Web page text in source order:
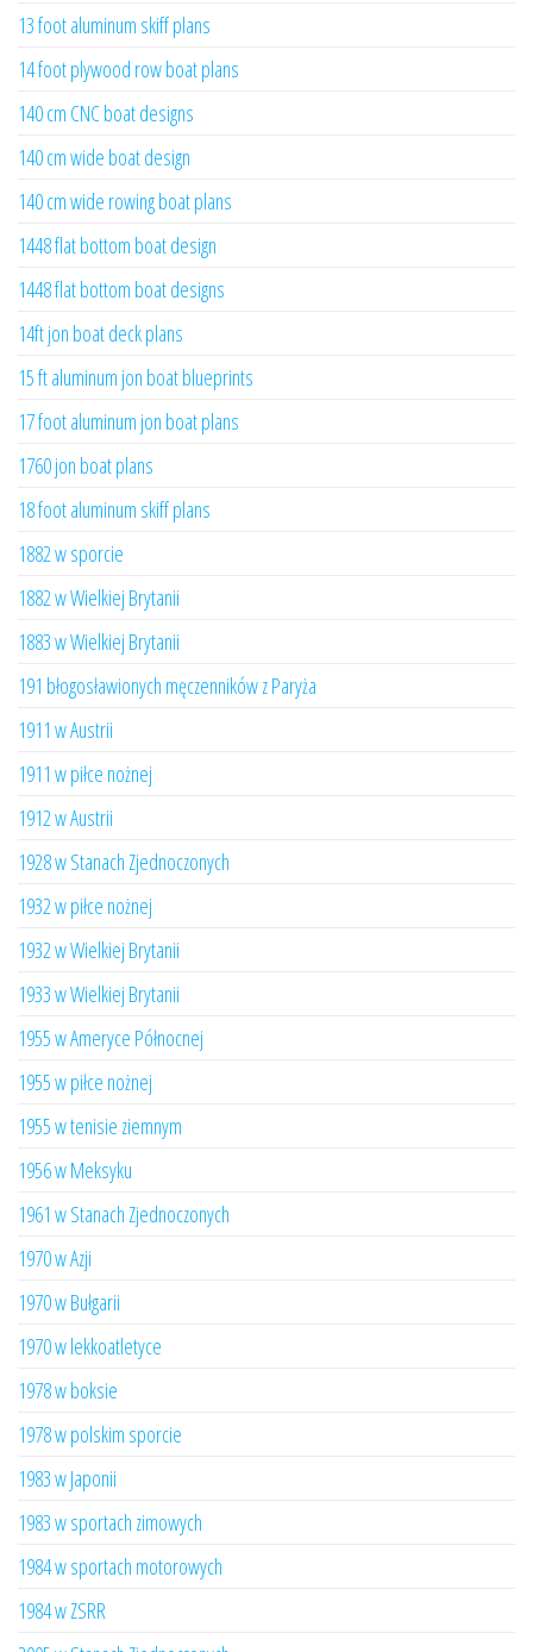
13 foot aluminum skiff plans
14 foot plywood row boat plans
140 cm CNC boat designs
140 cm wide boat design
140 cm wide rowing boat plans
1448 flat bottom boat design
1448 flat bottom boat designs
14ft jon boat deck plans
15 ft aluminum jon boat blueprints
17 foot aluminum jon boat plans
1760 jon boat plans
18 foot aluminum skiff plans
1882 w sporcie
1882 w Wielkiej Brytanii
1883 w Wielkiej Brytanii
191 błogosławionych męczenników z Paryża
1911 w Austrii
1911 w piłce nożnej
1912 w Austrii
1928 w Stanach Zjednoczonych
1932 w piłce nożnej
1932 w Wielkiej Brytanii
1933 w Wielkiej Brytanii
1955 w Ameryce Północnej
1955 w piłce nożnej
1955 w tenisie ziemnym
1956 w Meksyku
1961 w Stanach Zjednoczonych
1970 w Azji
1970 w Bułgarii
1970 w lekkoatletyce
1978 w boksie
1978 w polskim sporcie
1983 w Japonii
1983 w sportach zimowych
1984 w sportach motorowych
1984 w ZSRR